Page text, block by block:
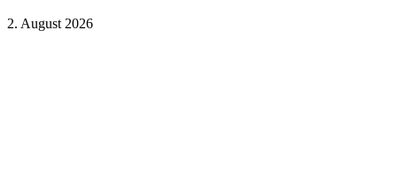
2. August 2026